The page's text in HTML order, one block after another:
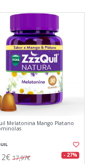
Melatonina Mango Platano
17,97€ - 27%